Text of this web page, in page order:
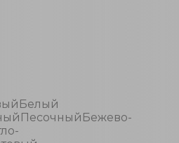
Белый
Песочный Бежево-